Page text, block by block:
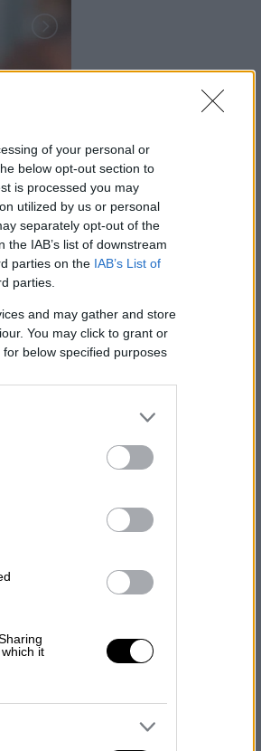
of your personal or
below opt-out section to
is processed you may
utilized by us or personal
separately opt-out of the
IAB’s list of downstream
parties on the IAB’s List of
parties.
and may gather and store
You may click to grant or
below specified purposes
it
της
με
του
στο